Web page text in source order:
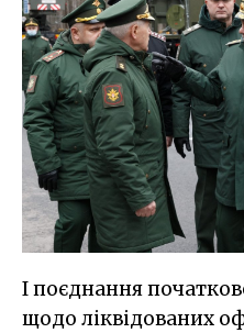
І поєднання
щодо ліквідованих